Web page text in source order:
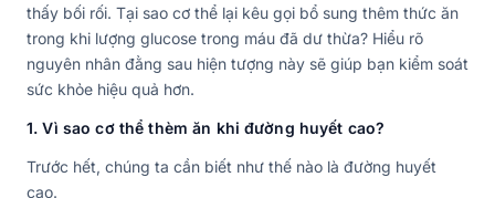
thấy bối rối. Tại sao cơ thể lại kêu gọi bổ sung thêm thức ăn
trong khi lượng glucose trong máu đã dư thừa? Hiểu rõ
nguyên nhân đằng sau hiện tượng này sẽ giúp bạn kiểm soát
sức khỏe hiệu quả hơn.
1. Vì sao cơ thể thèm ăn khi đường huyết cao?
Trước hết, chúng ta cần biết như thế nào là đường huyết
cao.